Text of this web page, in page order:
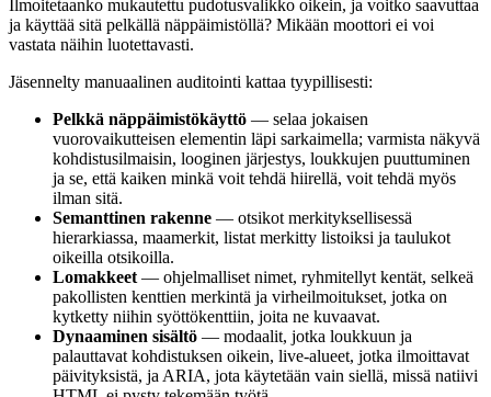
Ilmoitetaanko mukautettu pudotusvalikko oikein, ja voitko saavuttaa
ja käyttää sitä pelkällä näppäimistöllä? Mikään moottori ei voi
vastata näihin luotettavasti.
Jäsennelty manuaalinen auditointi kattaa tyypillisesti:
Pelkkä näppäimistökäyttö — selaa jokaisen
vuorovaikutteisen elementin läpi sarkaimella; varmista näkyvä
kohdistusilmaisin, looginen järjestys, loukkujen puuttuminen
ja se, että kaiken minkä voit tehdä hiirellä, voit tehdä myös
ilman sitä.
Semanttinen rakenne — otsikot merkityksellisessä
hierarkiassa, maamerkit, listat merkitty listoiksi ja taulukot
oikeilla otsikoilla.
Lomakkeet — ohjelmalliset nimet, ryhmitellyt kentät, selkeä
pakollisten kenttien merkintä ja virheilmoitukset, jotka on
kytketty niihin syöttökenttiin, joita ne kuvaavat.
Dynaaminen sisältö — modaalit, jotka loukkuun ja
palauttavat kohdistuksen oikein, live-alueet, jotka ilmoittavat
päivityksistä, ja ARIA, jota käytetään vain siellä, missä natiivi